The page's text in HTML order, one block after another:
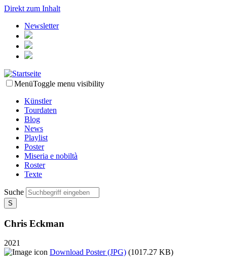
Direkt zum Inhalt
Newsletter
MenüToggle menu visibility
Künstler
Tourdaten
Blog
News
Playlist
Poster
Miseria e nobiltà
Roster
Texte
Suche
Chris Eckman
2021
Download Poster (JPG) (1017.27 KB)